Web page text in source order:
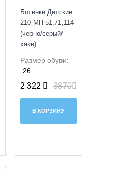
Ботинки Детские
210-МП-51,71,114
(черно/серый/
хаки)
Размер обуви:
26
2 322 3870
В КОРЗИНУ